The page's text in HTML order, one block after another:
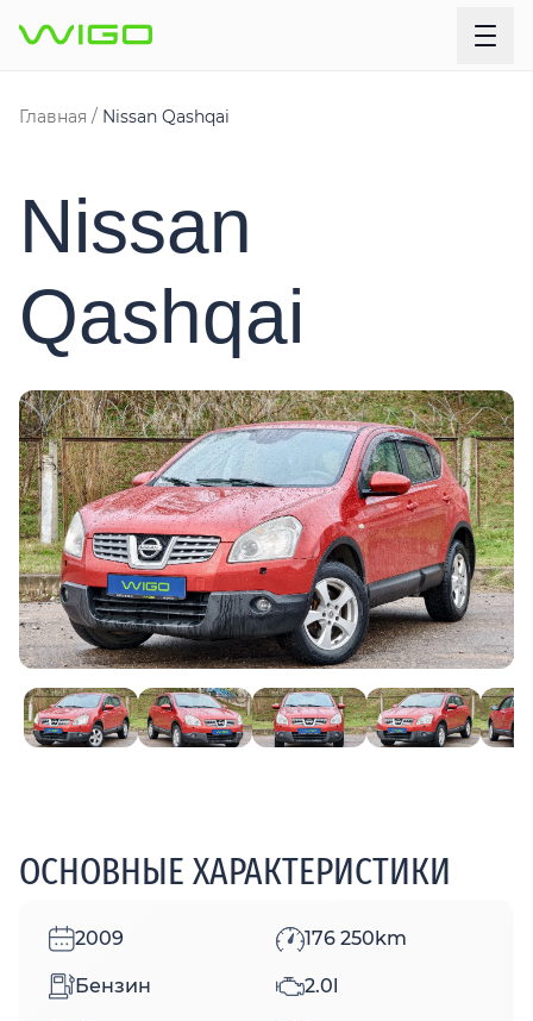
Главная Nissan Qashqai
Nissan
Qashqai
ОСНОВНЫЕ ХАРАКТЕРИСТИКИ
2009 176 250km
Бензин 2.0l